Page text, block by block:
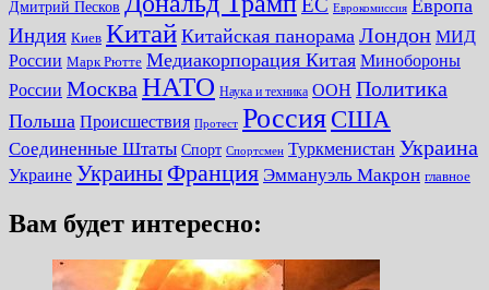
Дмитрий Песков Еврокомиссия Европа
Индия Киев Китай Китайская панорама Лондон МИД
России Марк Рютте Медиакорпорация Китая Минобороны
России Москва НАТО Наука и техника ООН Политика
Польша Происшествия Протест Россия США
Соединенные Штаты Спорт Спортсмен Туркменистан Украина
Украине Украины Франция Эммануэль Макрон главное
Вам будет интересно: